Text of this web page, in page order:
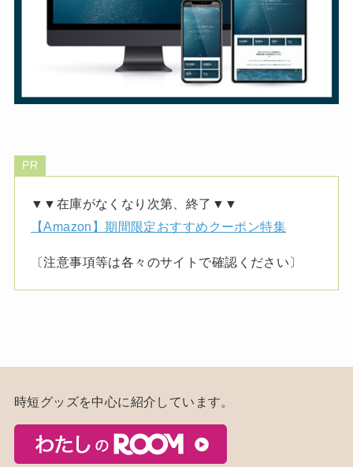
PR
▼▼在庫がなくなり次第、終了▼▼
【Amazon】期間限定おすすめクーポン特集
〔注意事項等は各々のサイトで確認ください〕
時短グッズを中心に紹介しています。